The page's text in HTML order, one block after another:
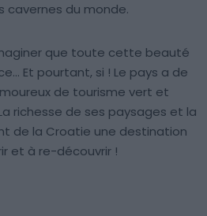
cavernes du monde.
que toute cette beauté
Et pourtant, si ! Le pays a de
de tourisme vert et
richesse de ses paysages et la
de la Croatie une destination
et à re-découvrir !